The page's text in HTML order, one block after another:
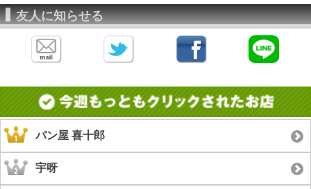
友人に知らせる
パン屋 喜十郎
宇呀